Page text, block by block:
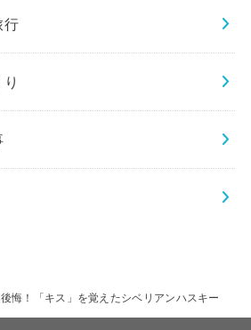
行
悔！「キス」を覚えたシベリアンハスキー